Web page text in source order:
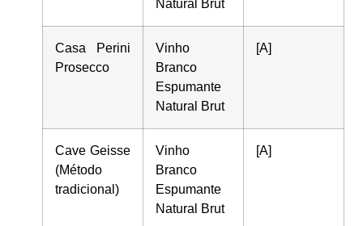
Natural Brut
Casa Perini
Prosecco
Vinho
Branco
Espumante
Natural Brut
[A]
Cave Geisse
(Método
tradicional)
Vinho
Branco
Espumante
Natural Brut
[A]